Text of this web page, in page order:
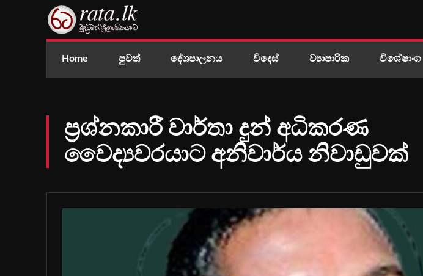
Home පුවත් දේශපාලනය විදෙස් ව්‍යාපාරික විශේෂාංග
ප්‍රශ්නකාරී වාර්තා දුන් අධිකරණ
වෛද්‍යවරයාට අනිවාර්ය නිවාඩුවක්